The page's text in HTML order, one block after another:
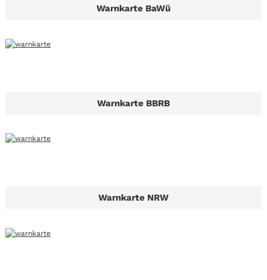
Warnkarte BaWü
Warnkarte BBRB
Warnkarte NRW